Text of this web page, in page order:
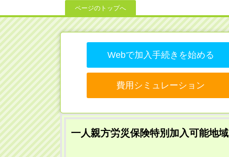
ページのトップへ
Webで加入手続きを始める
費用シミュレーション
一人親方労災保険特別加入可能地域